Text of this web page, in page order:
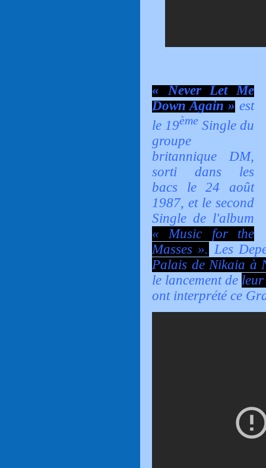
« Never Let Me
Down Again » est
le 19ème Single du
groupe
britannique DM,
sorti dans les
bacs le 24 août
1987, et le second
Single de l'album
« Music for the
Masses ». Les
Palais de Nikaia à
le lancement de
ont interprété ce